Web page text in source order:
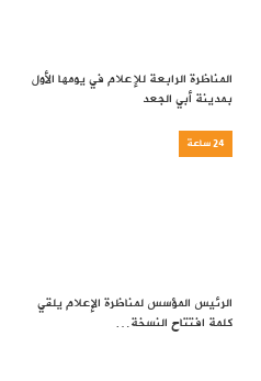
المناظرة الرابعة للإعلام في يومها الأول
بمدينة أبي الجعد
24 ساعة
الرئيس المؤسس لمناظرة الإعلام يلقي
كلمة افتتاح النسخة…